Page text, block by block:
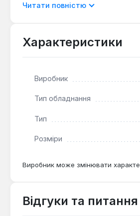
Комплект насадок:
Довговічність:Міцна
Насос Tolsen 65503 є
Читати повністю
Характеристики
Виробник
Тип обладнання
Тип
Розміри
Виробник може змінювати
Відгуки та питання